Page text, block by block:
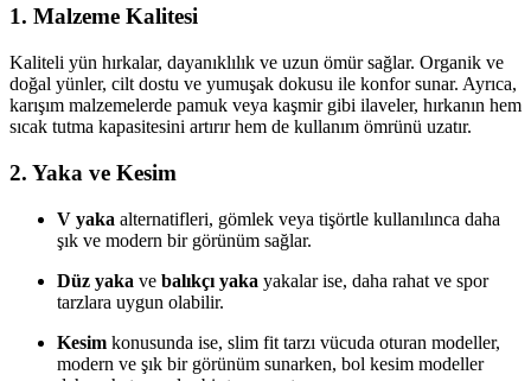
1. Malzeme Kalitesi
Kaliteli yün hırkalar, dayanıklılık ve uzun ömür sağlar. Organik ve
doğal yünler, cilt dostu ve yumuşak dokusu ile konfor sunar. Ayrıca,
karışım malzemelerde pamuk veya kaşmir gibi ilaveler, hırkanın hem
sıcak tutma kapasitesini artırır hem de kullanım ömrünü uzatır.
2. Yaka ve Kesim
V yaka alternatifleri, gömlek veya tişörtle kullanılınca daha
şık ve modern bir görünüm sağlar.
Düz yaka ve balıkçı yaka yakalar ise, daha rahat ve spor
tarzlara uygun olabilir.
Kesim konusunda ise, slim fit tarzı vücuda oturan modeller,
modern ve şık bir görünüm sunarken, bol kesim modeller